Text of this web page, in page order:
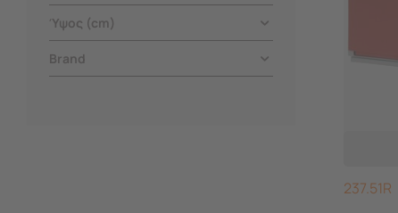
Ύψος (cm)
Brand
237.51R